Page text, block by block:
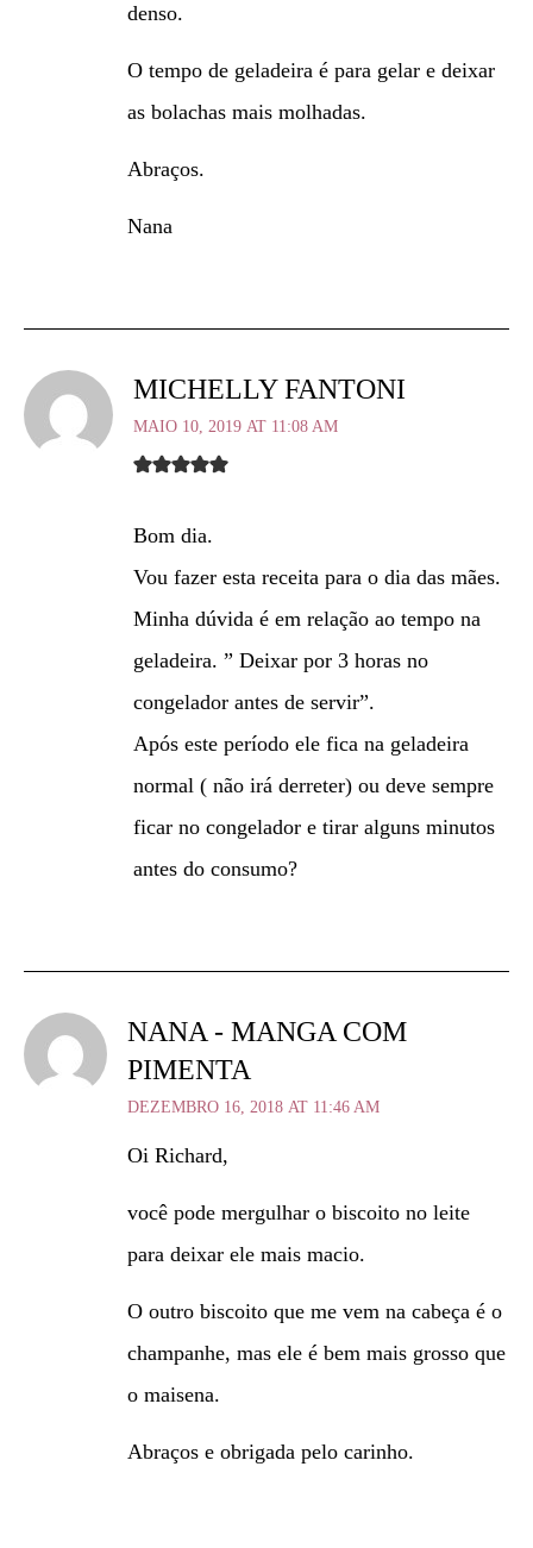
denso.
O tempo de geladeira é para gelar e deixar
as bolachas mais molhadas.
Abraços.
Nana
MICHELLY FANTONI
MAIO 10, 2019 AT 11:08 AM
Bom dia.
Vou fazer esta receita para o dia das mães.
Minha dúvida é em relação ao tempo na
geladeira. ” Deixar por 3 horas no
congelador antes de servir”.
Após este período ele fica na geladeira
normal ( não irá derreter) ou deve sempre
ficar no congelador e tirar alguns minutos
antes do consumo?
NANA - MANGA COM
PIMENTA
DEZEMBRO 16, 2018 AT 11:46 AM
Oi Richard,
você pode mergulhar o biscoito no leite
para deixar ele mais macio.
O outro biscoito que me vem na cabeça é o
champanhe, mas ele é bem mais grosso que
o maisena.
Abraços e obrigada pelo carinho.